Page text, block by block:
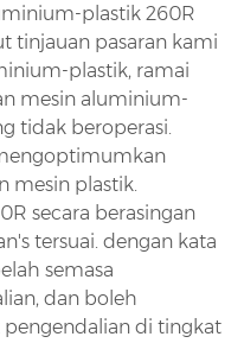
plastik 260R
tinjauan pasaran kami
plastik, ramai
mesin aluminium-
tidak beroperasi.
mesin plastik.
secara berasingan
tersuai. dengan kata
semasa
dan boleh
di tingkat